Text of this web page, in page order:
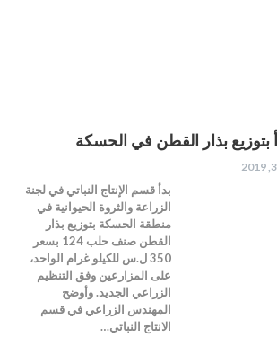
بتوزيع بذار القطن في الحسكة
بدأ قسم الإنتاج النباتي في لجنة
الزراعة والثروة الحيوانية في
منطقة الحسكة بتوزيع بذار
القطن صنف حلب 124 بسعر
350 ل.س للكيلو غرام الواحد،
على المزارعين وفق التنظيم
الزراعي الجديد. وأوضح
المهندس الزراعي في قسم
الانتاج النباتي…